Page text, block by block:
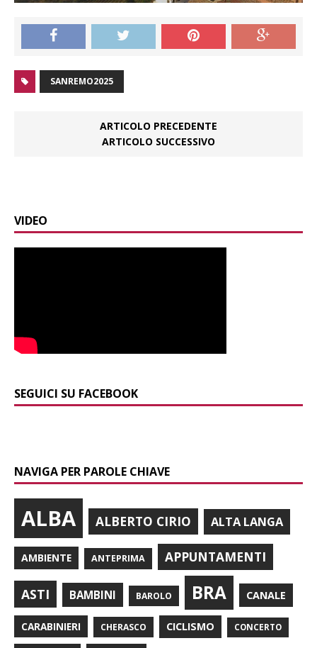
SANREMO2025
ARTICOLO PRECEDENTE
ARTICOLO SUCCESSIVO
VIDEO
SEGUICI SU FACEBOOK
NAVIGA PER PAROLE CHIAVE
ALBA ALBERTO CIRIO ALTA LANGA
AMBIENTE ANTEPRIMA APPUNTAMENTI
ASTI BAMBINI BAROLO BRA CANALE
CARABINIERI CHERASCO CICLISMO CONCERTO